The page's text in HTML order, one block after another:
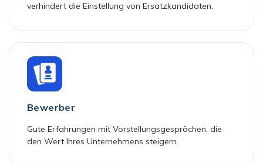
verhindert die Einstellung von Ersatzkandidaten.
Bewerber
Gute Erfahrungen mit Vorstellungsgesprächen, die
den Wert Ihres Unternehmens steigern.